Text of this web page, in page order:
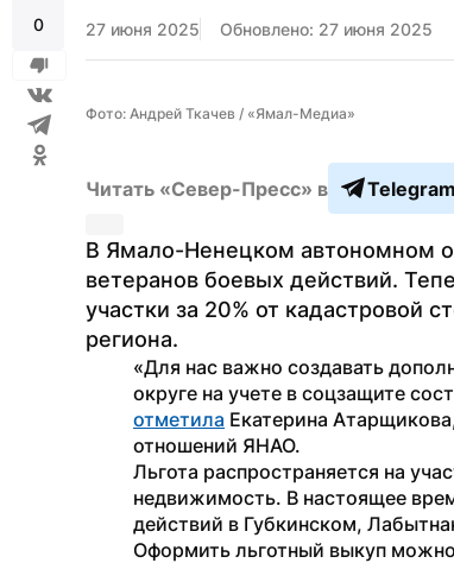
0 27 июня 2025 Обновлено: 27 июня 2025
Фото: Андрей Ткачев / «Ямал-Медиа»
Читать «Север-Пресс» в Telegram
В Ямало-Ненецком автономном
ветеранов боевых действий.
участки за 20% от кадастровой
региона.
«Для нас важно создавать
отметила Екатерина
отношений ЯНАО.
Льгота распространяется на
недвижимость. В настоящее
действий в Губкинском,
Оформить льготный выкуп